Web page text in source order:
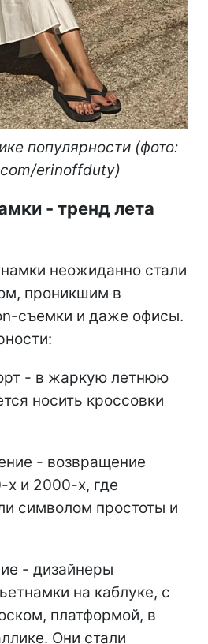
популярности (фото:
erinoffduty)
- тренд лета
неожиданно стали
проникшим в
съемки и даже офисы.
- в жаркую летнюю
носить кроссовки
- возвращение
х и 2000-х, где
символом простоты и
- дизайнеры
на каблуке, с
платформой, в
Они стали